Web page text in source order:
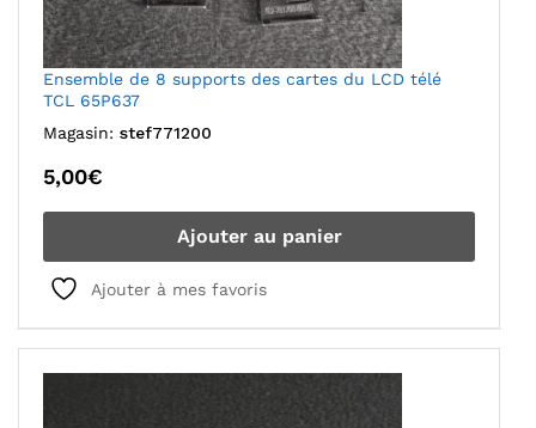
Ensemble de 8 supports des cartes du LCD télé
TCL 65P637
Magasin: stef771200
5,00€
Ajouter au panier
Ajouter à mes favoris